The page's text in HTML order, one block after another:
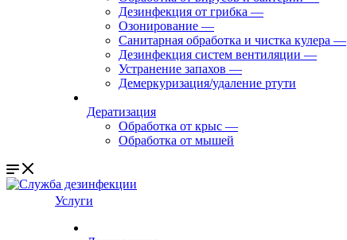
Дезинфекция от грибка —
Озонирование —
Санитарная обработка и чистка кулера —
Дезинфекция систем вентиляции —
Устранение запахов —
Демеркуризация/удаление ртути
Дератизация
Обработка от крыс —
Обработка от мышей
Услуги